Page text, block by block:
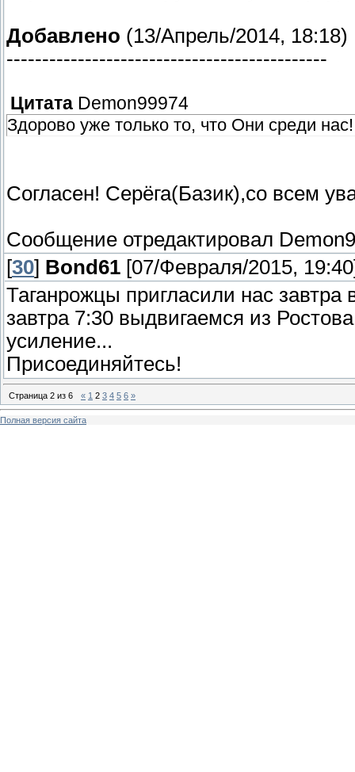
Добавлено (13/Апрель/2014, 18:18)
---------------------------------------------
Цитата Demon99974
Здорово уже только то, что Они среди нас!
Согласен! Серёга(Базик),со всем
Сообщение отредактировал
[30] Bond61 [07/Февраля/2015,
Таганрожцы пригласили нас
завтра 7:30 выдвигаемся из
усиление...
Присоединяйтесь!
Страница 2 из 6 « 1 2 3 4 5 6 »
Полная версия сайта